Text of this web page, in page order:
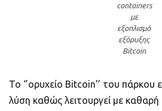
containers
με
εξοπλισμό
εξόρυξης
Bitcoin
Το ‘’ορυχείο Bitcoin’’ του πάρκου
λύση καθώς λειτουργεί με καθαρή